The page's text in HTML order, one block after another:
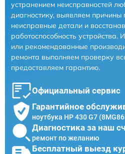
устранением неисправностей
диагностику, выявляем причины
неисправные детали и
работоспособность устройства.
или рекомендованные
ремонта выполняем проверку
предоставляем гарантию.
Официальный сервис
Гарантийное
ноутбука HP 430 G7
Диагностика за наш
ремонт по желанию
Бесплатный выезд